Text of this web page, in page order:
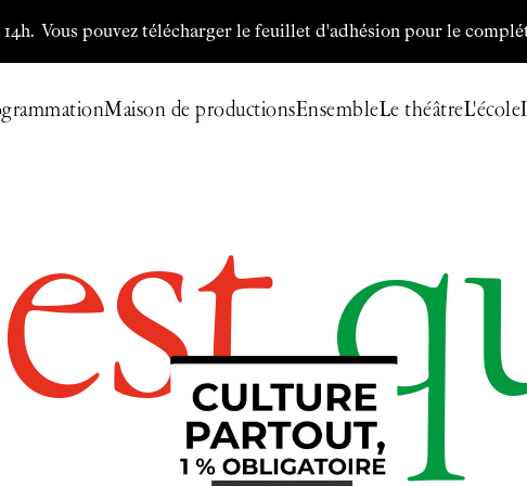
pouvez télécharger le feuillet d'adhésion pour le compléter et
Maison de productionsEnsembleLe théâtreL'école
Billetterie
Programmation
Archives
Maison de productions
Créations deFanny de Chaillé
Productions déléguées
Coproductions